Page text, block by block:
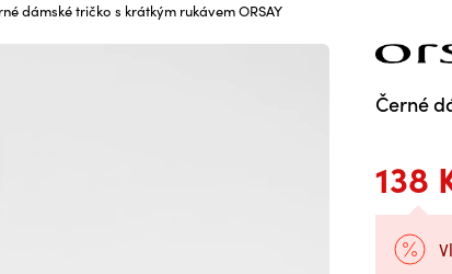
dámské tričko s krátkým rukávem ORSAY
Černé
138